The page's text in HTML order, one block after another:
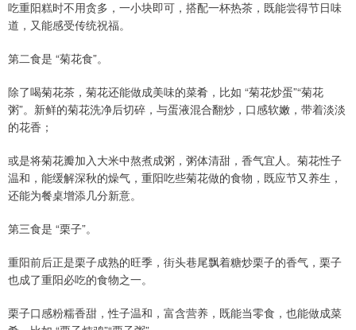
吃重阳糕时不用贪多，一小块即可，搭配一杯热茶，既能尝得节日味
道，又能感受传统祝福。
第二食是 “菊花食”。
除了喝菊花茶，菊花还能做成美味的菜肴，比如 “菊花炒蛋”“菊花
粥”。新鲜的菊花洗净后切碎，与蛋液混合翻炒，口感软嫩，带着淡淡
的花香；
或是将菊花瓣加入大米中熬煮成粥，粥体清甜，香气宜人。菊花性子
温和，能缓解深秋的燥气，重阳吃些菊花做的食物，既应节又养生，
还能为餐桌增添几分新意。
第三食是 “栗子”。
重阳前后正是栗子成熟的旺季，街头巷尾飘着糖炒栗子的香气，栗子
也成了重阳必吃的食物之一。
栗子口感粉糯香甜，性子温和，富含营养，既能当零食，也能做成菜